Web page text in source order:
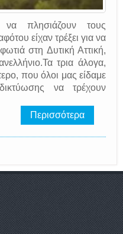
πλησιάζουν τους
είχαν τρέξει για να
στη Δυτική Αττική,
τρια άλογα,
που όλοι μας είδαμε
να τρέχουν
Περισσότερα